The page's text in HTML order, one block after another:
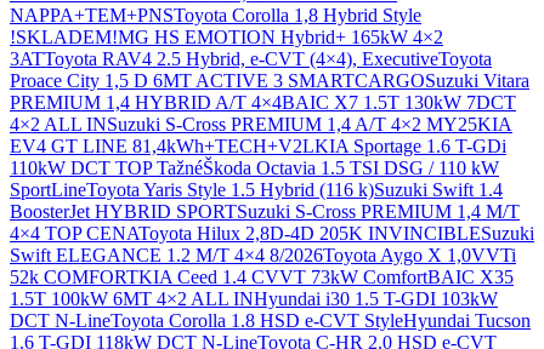
NAPPA+TEM+PNSToyota Corolla 1,8 Hybrid Style
!SKLADEM!MG HS EMOTION Hybrid+ 165kW 4×2
3ATToyota RAV4 2.5 Hybrid, e-CVT (4×4), ExecutiveToyota
Proace City 1,5 D 6MT ACTIVE 3 SMARTCARGOSuzuki Vitara
PREMIUM 1,4 HYBRID A/T 4×4BAIC X7 1.5T 130kW 7DCT
4×2 ALL INSuzuki S-Cross PREMIUM 1,4 A/T 4×2 MY25KIA
EV4 GT LINE 81,4kWh+TECH+V2LKIA Sportage 1.6 T-GDi
110kW DCT TOP TažnéŠkoda Octavia 1.5 TSI DSG / 110 kW
SportLineToyota Yaris Style 1.5 Hybrid (116 k)Suzuki Swift 1.4
BoosterJet HYBRID SPORTSuzuki S-Cross PREMIUM 1,4 M/T
4×4 TOP CENAToyota Hilux 2,8D-4D 205K INVINCIBLESuzuki
Swift ELEGANCE 1.2 M/T 4×4 8/2026Toyota Aygo X 1,0VVTi
52k COMFORTKIA Ceed 1.4 CVVT 73kW ComfortBAIC X35
1.5T 100kW 6MT 4×2 ALL INHyundai i30 1.5 T-GDI 103kW
DCT N-LineToyota Corolla 1.8 HSD e-CVT StyleHyundai Tucson
1.6 T-GDI 118kW DCT N-LineToyota C-HR 2.0 HSD e-CVT